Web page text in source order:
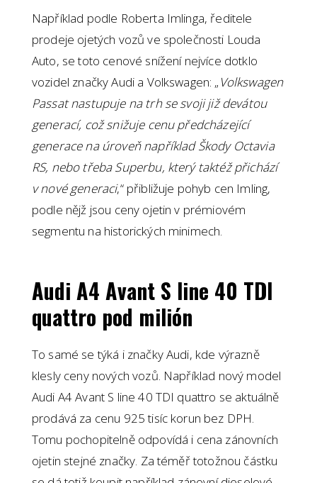
Například podle Roberta Imlinga, ředitele
prodeje ojetých vozů ve společnosti Louda
Auto, se toto cenové snížení nejvíce dotklo
vozidel značky Audi a Volkswagen: „ Volkswagen
Passat nastupuje na trh se svoji již devátou
generací, což snižuje cenu předcházející
generace na úroveň například Škody Octavia
RS, nebo třeba Superbu, který taktéž přichází
v nové generaci,“ přibližuje pohyb cen Imling,
podle nějž jsou ceny ojetin v prémiovém
segmentu na historických minimech.
Audi A4 Avant S line 40 TDI
quattro pod milión
To samé se týká i značky Audi, kde výrazně
klesly ceny nových vozů. Například nový model
Audi A4 Avant S line 40 TDI quattro se aktuálně
prodává za cenu 925 tisíc korun bez DPH.
Tomu pochopitelně odpovídá i cena zánovních
ojetin stejné značky. Za téměř totožnou částku